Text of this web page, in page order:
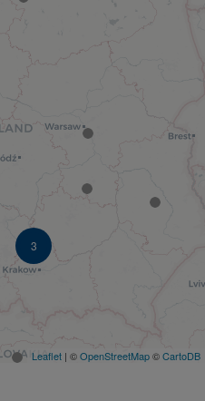
3
Leaflet | ©OpenStreetMap©CartoDB